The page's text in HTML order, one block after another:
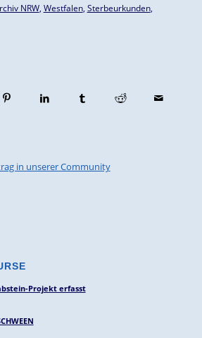
NRW, Westfalen, Sterbeurkunden,
in unserer Community
Projekt erfasst